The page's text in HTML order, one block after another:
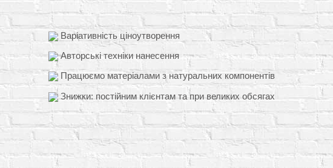
Варіативність ціноутворення
Авторські техніки нанесення
Працюємо матеріалами з натуральних компонентів
Знижки: постійним клієнтам та при великих обсягах